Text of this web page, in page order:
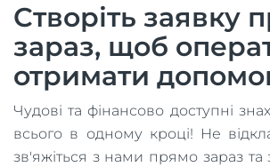
Створіть заявку
зараз, щоб
отримати
Чудові та фінансово доступні
всього в одному кроці! Не
зв'яжіться з нами прямо зараз та